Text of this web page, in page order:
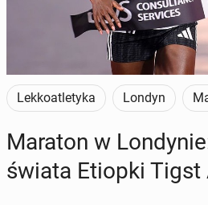
Lekkoatletyka Londyn
Maraton w
świata Etiopki Tigst